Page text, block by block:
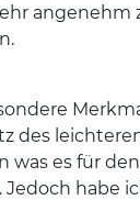
angenehm
des
was es für
Jedoch habe